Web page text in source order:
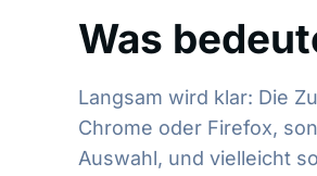
Was
Langsam wird klar: Die
Chrome oder Firefox,
Auswahl, und vielleicht